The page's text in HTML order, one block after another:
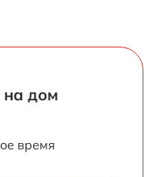
дом
время